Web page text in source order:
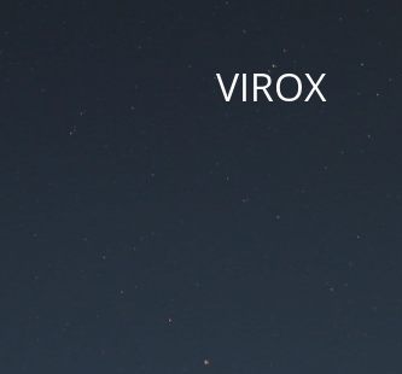
VIROX